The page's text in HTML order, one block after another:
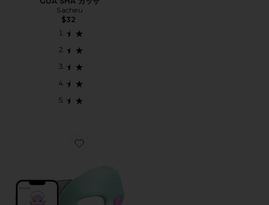
Sacheu
$32
Favorite Q-REJUVALIGH LEDマスク